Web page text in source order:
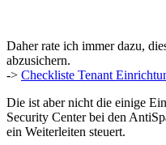
Daher rate ich immer dazu,
abzusichern.
-> Checkliste Tenant
Die ist aber nicht die einige
Security Center bei den
ein Weiterleiten steuert.